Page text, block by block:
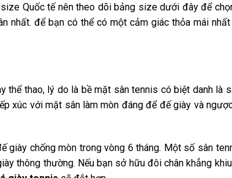
Quốc tế nên theo dõi bảng size dưới đây để
nhất. để bạn có thể có một cảm giác thỏa mái
thao, lý do là bề mặt sân tennis có biệt danh là
xúc với mặt sân làm mòn đáng để đế giày và
giày chống mòn trong vòng 6 tháng. Một số sân
thông thường. Nếu bạn sở hữu đôi chân khẳng